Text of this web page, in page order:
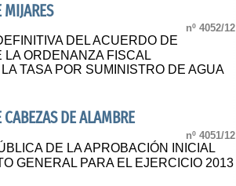
nº 4052/12
DEL ACUERDO DE
LA ORDENANZA FISCAL
TASA POR SUMINISTRO DE AGUA
DE ALAMBRE
nº 4051/12
DE LA APROBACIÓN INICIAL
GENERAL PARA EL EJERCICIO 2013